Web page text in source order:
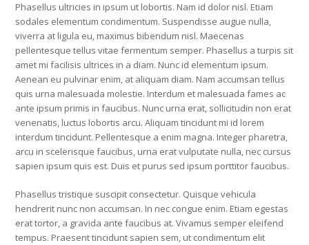
Phasellus ultricies in ipsum ut lobortis. Nam id dolor nisl. Etiam
sodales elementum condimentum. Suspendisse augue nulla,
viverra at ligula eu, maximus bibendum nisl. Maecenas
pellentesque tellus vitae fermentum semper. Phasellus a turpis sit
amet mi facilisis ultrices in a diam. Nunc id elementum ipsum.
Aenean eu pulvinar enim, at aliquam diam. Nam accumsan tellus
quis urna malesuada molestie. Interdum et malesuada fames ac
ante ipsum primis in faucibus. Nunc urna erat, sollicitudin non erat
venenatis, luctus lobortis arcu. Aliquam tincidunt mi id lorem
interdum tincidunt. Pellentesque a enim magna. Integer pharetra,
arcu in scelerisque faucibus, urna erat vulputate nulla, nec cursus
sapien ipsum quis est. Duis et purus sed ipsum porttitor faucibus.
Phasellus tristique suscipit consectetur. Quisque vehicula
hendrerit nunc non accumsan. In nec congue enim. Etiam egestas
erat tortor, a gravida ante faucibus at. Vivamus semper eleifend
tempus. Praesent tincidunt sapien sem, ut condimentum elit